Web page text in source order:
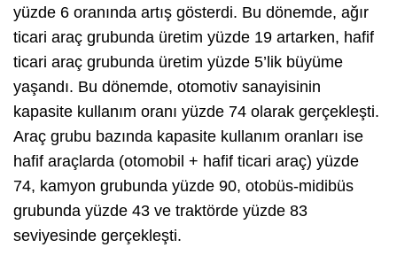
yüzde 6 oranında artış gösterdi. Bu dönemde, ağır
ticari araç grubunda üretim yüzde 19 artarken, hafif
ticari araç grubunda üretim yüzde 5’lik büyüme
yaşandı. Bu dönemde, otomotiv sanayisinin
kapasite kullanım oranı yüzde 74 olarak gerçekleşti.
Araç grubu bazında kapasite kullanım oranları ise
hafif araçlarda (otomobil + hafif ticari araç) yüzde
74, kamyon grubunda yüzde 90, otobüs-midibüs
grubunda yüzde 43 ve traktörde yüzde 83
seviyesinde gerçekleşti.